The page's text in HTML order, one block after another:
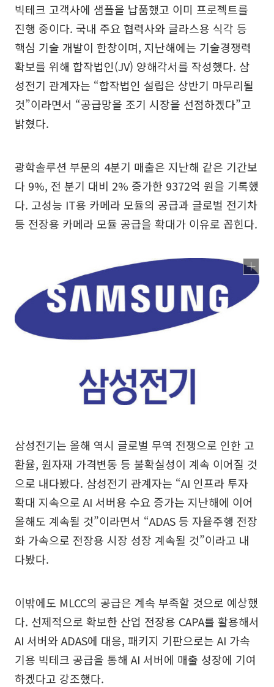
빅테크 고객사에 샘플을 납품했고 이미 프로젝트를
진행 중이다. 국내 주요 협력사와 글라스용 식각 등
핵심 기술 개발이 한창이며, 지난해에는 기술경쟁력
확보를 위해 합작법인(JV) 양해각서를 작성했다. 삼
성전기 관계자는 “합작법인 설립은 상반기 마무리될
것”이라면서 “공급망을 조기 시장을 선점하겠다”고
밝혔다.
광학솔루션 부문의 4분기 매출은 지난해 같은 기간보
다 9%, 전 분기 대비 2% 증가한 9372억 원을 기록했
다. 고성능 IT용 카메라 모듈의 공급과 글로벌 전기차
등 전장용 카메라 모듈 공급을 확대가 이유로 꼽힌다.
삼성전기는 올해 역시 글로벌 무역 전쟁으로 인한 고
환율, 원자재 가격변동 등 불확실성이 계속 이어질 것
으로 내다봤다. 삼성전기 관계자는 “AI 인프라 투자
확대 지속으로 AI 서버용 수요 증가는 지난해에 이어
올해도 계속될 것”이라면서 “ADAS 등 자율주행 전장
화 가속으로 전장용 시장 성장 계속될 것”이라고 내
다봤다.
이밖에도 MLCC의 공급은 계속 부족할 것으로 예상했
다. 선제적으로 확보한 산업 전장용 CAPA를 활용해서
AI 서버와 ADAS에 대응, 패키지 기판으로는 AI 가속
기용 빅테크 공급을 통해 AI 서버에 매출 성장에 기여
하겠다고 강조했다.